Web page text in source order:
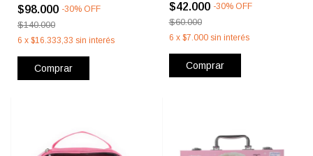
$98.000 -30% OFF
$140.000
6 x $16.333,33 sin interés
Comprar
$42.000 -30% OFF
$60.000
6 x $7.000 sin interés
Comprar